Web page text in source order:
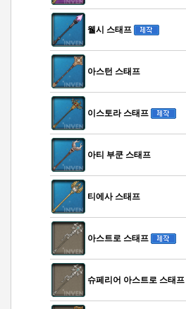
웰시 스태프
아스턴 스태프
이스토라 스태프
아티 부쿤 스태프
티에사 스태프
아스트로 스태프
슈페리어 아스트로 스태프